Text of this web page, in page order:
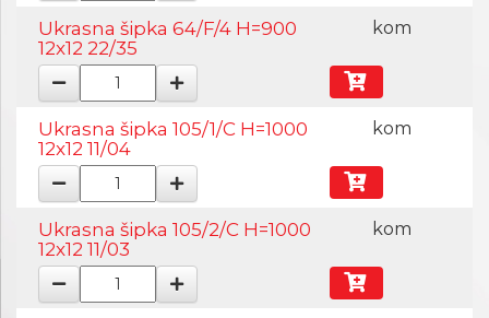
Ukrasna šipka 64/F/4 H=900
12x12 22/35
kom
Ukrasna šipka 105/1/C H=1000
12x12 11/04
kom
Ukrasna šipka 105/2/C H=1000
12x12 11/03
kom